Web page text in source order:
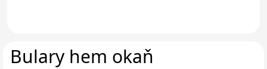
Bulary hem okaň